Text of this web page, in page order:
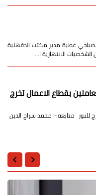
عطية مدير مكتب الدقهلية
الانتهازية ا…
بقطاع الاعمال تخرج
للنور متابعه:- محمد سراج الدين